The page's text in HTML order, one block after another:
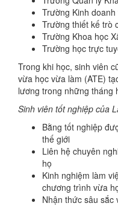
Trường Kinh
Trường thiết kế trò
Trường Khoa học
Trường học trực
Trong khi học, sinh viên
vừa học vừa làm (ATE)
lương trong những tháng
Sinh viên tốt nghiệp của
Bằng tốt nghiệp
thế giới
Liên hệ chuyên
họ
Kinh nghiệm làm
chương trình vừa
Nhận thức sâu sắc